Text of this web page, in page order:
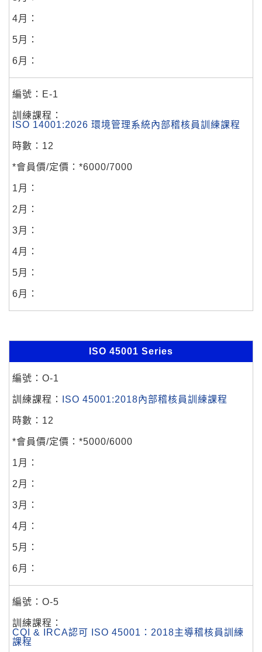
E-1
ISO 14001:2026 環境管理系統內部稽核員訓練課程
12
*6000/7000
ISO 45001 Series
O-1
ISO 45001:2018內部稽核員訓練課程
12
*5000/6000
O-5
CQI & IRCA認可 ISO 45001：2018主導稽核員訓練
課程